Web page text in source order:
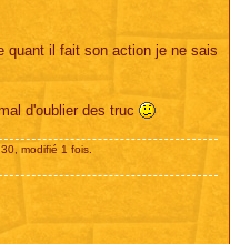
quant il fait son action je ne sais
d'oublier des truc
modifié 1 fois.